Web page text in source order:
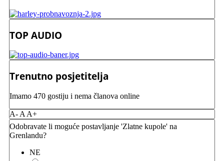
TOP AUDIO
Trenutno posjetitelja
Imamo 470 gostiju i nema članova online
A- A A+
Odobravate li moguće postavljanje 'Zlatne kupole' na
Grenlandu?
NE